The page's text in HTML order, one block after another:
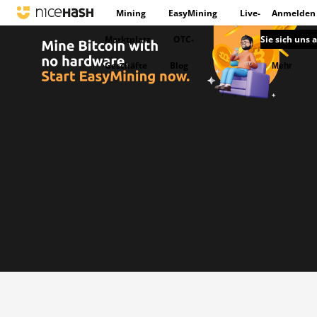
Mining EasyMining Live-
Marktplatz OTC-
Geschäfte Blog
Anmelden
Sie sich uns
Mehr